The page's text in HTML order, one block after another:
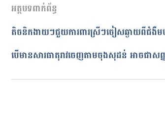
Nipple discharge https://
discharge/basics/definition/sym-
19/08/2021
នាង សុខុមដាលីញ៉ា
ត្រួតពិនិត្យដោយ វេជ្ជ. ចាន់ ស៊ីណេត
បច្ចុប្បន្នភាពដោយ៖
ដេត ធន្នី
អត្ថបទពាក់ព័ន្ធ
តិចនិកងាយៗជួយការពារស្រីៗចៀសឆ្ងាយពីជំងឺ
បើមានសារធាតុ​រាវ​ចេញ​តាម​ចុង​សុដន់ អាចជាស